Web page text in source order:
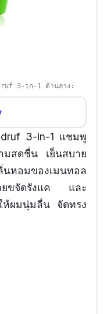
3-in-1 ด้านล่าง:
3-in-1 แชมพู
มสดชื่น เย็นสบาย
หอมของเมนทอล
ขจัดรังแค และ
ห้ผมนุ่มลื่น จัดทรง